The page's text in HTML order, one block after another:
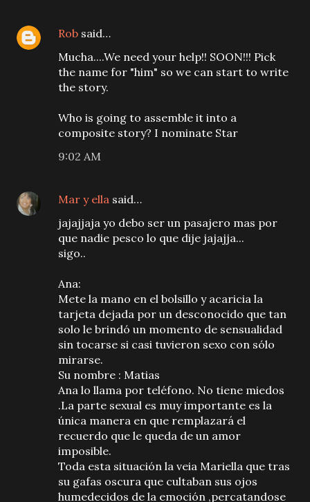
Rob said…
Mucha....We need your help!! SOON!!! Pick
the name for "him" so we can start to write
the story.
Who is going to assemble it into a
composite story? I nominate Star
9:02 AM
Mar y ella said…
jajajjaja yo debo ser un pasajero mas por
que nadie pesco lo que dije jajajja...
sigo..
Ana:
Mete la mano en el bolsillo y acaricia la
tarjeta dejada por un desconocido que tan
solo le brindó un momento de sensualidad
sin tocarse si casi tuvieron sexo con sólo
mirarse.
Su nombre : Matias
Ana lo llama por teléfono. No tiene miedos
.La parte sexual es muy importante es la
única manera en que remplazará el
recuerdo que le queda de un amor
imposible.
Toda esta situación la veia Mariella que tras
su gafas oscura que cultaban sus ojos
humedecidos de la emoción ,percatandose